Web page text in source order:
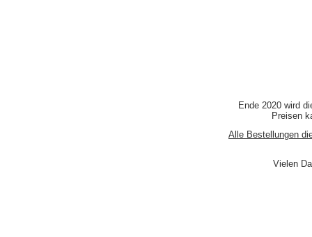
Ende 2020 wird
Preisen
Alle Bestellungen
Vielen